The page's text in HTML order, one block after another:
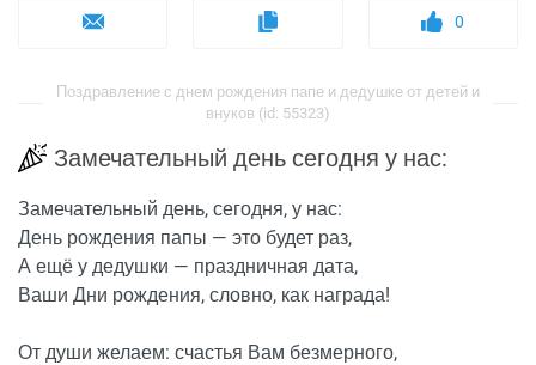
0
Поздравление с днем рождения папе и дедушке от детей и
внуков (id: 55323)
Замечательный день сегодня у нас:
Замечательный день, сегодня, у нас:
День рождения папы — это будет раз,
А ещё у дедушки — праздничная дата,
Ваши Дни рождения, словно, как награда!
От души желаем: счастья Вам безмерного,